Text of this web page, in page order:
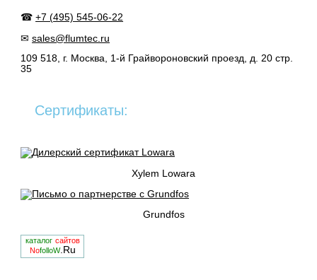
☎+7 (495) 545-06-22
✉sales@flumtec.ru
109 518, г. Москва, 1-й Грайвороновский проезд, д. 20 стр.
35
Сертификаты:
Xylem Lowara
Grundfos
каталог сайтов
NofolloW.Ru